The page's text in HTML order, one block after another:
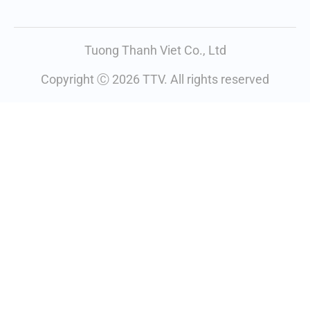
Tuong Thanh Viet Co., Ltd
Copyright Ⓒ 2026 TTV. All rights reserved